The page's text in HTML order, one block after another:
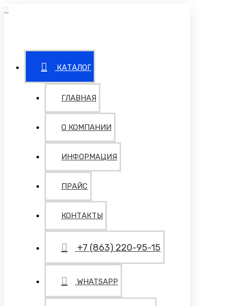
КАТАЛОГ
ГЛАВНАЯ
О КОМПАНИИ
ИНФОРМАЦИЯ
ПРАЙС
КОНТАКТЫ
+7 (863) 220-95-15
WHATSAPP